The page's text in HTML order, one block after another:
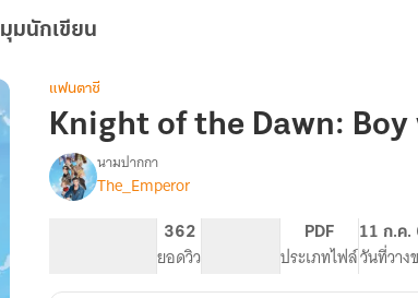
มุมนักเขียน
แฟนตาซี
Knight of the Dawn: Boy
เรื่องKnight
นามปากกา
The_Emperor
362
ยอดวิว
PDF
ประเภทไฟล์
11 ก.ค.
วันที่วาง